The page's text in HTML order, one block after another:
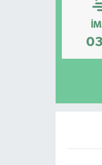
HABERDE İNSAN